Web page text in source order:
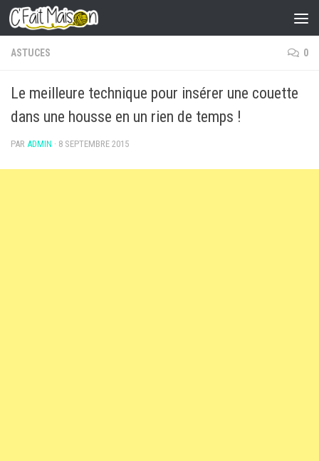
Skip to content
ASTUCES 0
Le meilleure technique pour insérer une couette
dans une housse en un rien de temps !
PAR ADMIN · 8 SEPTEMBRE 2015